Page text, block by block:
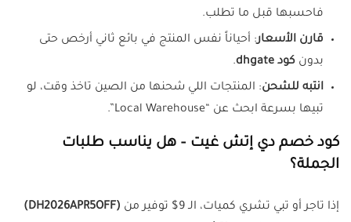
فاحسبها قبل ما تطلب.
قارن الأسعار: أحياناً نفس المنتج في بائع ثاني أرخص حتى
بدون كود dhgate .
انتبه للشحن: المنتجات اللي شحنها من الصين تاخذ وقت، لو
تبيها بسرعة ابحث عن “Local Warehouse”.
كود خصم دي إتش غيت – هل يناسب طلبات
الجملة؟
إذا تاجر أو تبي تشري كميات، الـ 9$ توفير من
(DH2026APR5OFF)